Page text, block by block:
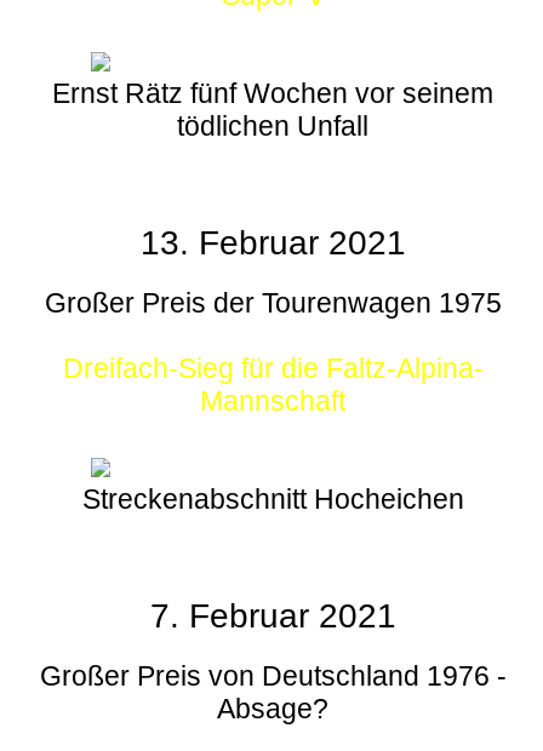
Ernst Rätz fünf Wochen vor seinem
tödlichen Unfall
13. Februar 2021
Großer Preis der Tourenwagen 1975
Dreifach-Sieg für die Faltz-Alpina-
Mannschaft
Streckenabschnitt Hocheichen
7. Februar 2021
Großer Preis von Deutschland 1976 -
Absage?